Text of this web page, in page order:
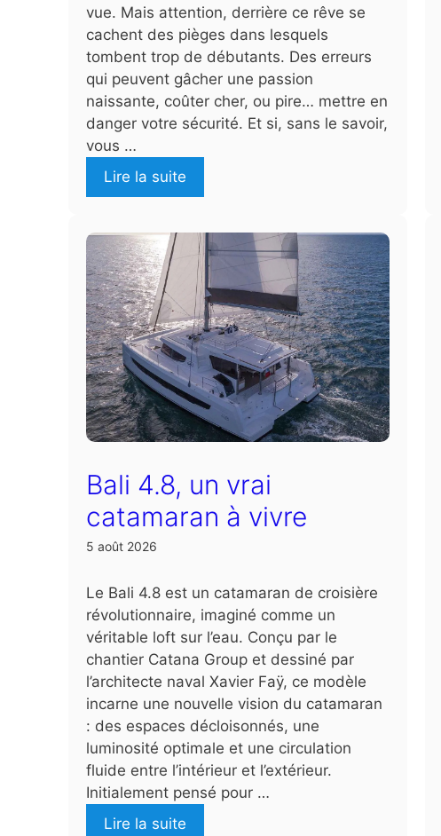
vue. Mais attention, derrière ce rêve se
cachent des pièges dans lesquels
tombent trop de débutants. Des erreurs
qui peuvent gâcher une passion
naissante, coûter cher, ou pire… mettre en
danger votre sécurité. Et si, sans le savoir,
vous …
Lire la suite
Bali 4.8, un vrai
catamaran à vivre
5 août 2026
Le Bali 4.8 est un catamaran de croisière
révolutionnaire, imaginé comme un
véritable loft sur l’eau. Conçu par le
chantier Catana Group et dessiné par
l’architecte naval Xavier Faÿ, ce modèle
incarne une nouvelle vision du catamaran
: des espaces décloisonnés, une
luminosité optimale et une circulation
fluide entre l’intérieur et l’extérieur.
Initialement pensé pour …
Lire la suite